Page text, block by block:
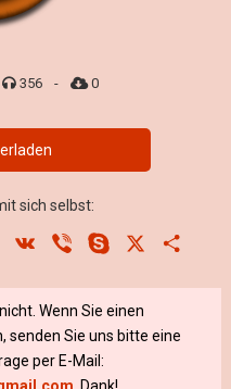
356 - 0
sich selbst:
Telegram
VK Viber Skype
Wenn Sie einen
senden Sie uns bitte eine
per E-Mail: